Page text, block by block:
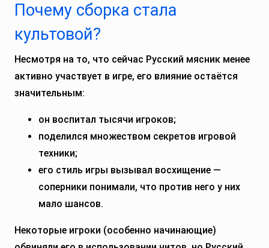
Почему сборка стала
культовой?
Несмотря на то, что сейчас Русский мясник менее
активно участвует в игре, его влияние остаётся
значительным:
он воспитал тысячи игроков;
поделился множеством секретов игровой
техники;
его стиль игры вызывал восхищение —
соперники понимали, что против него у них
мало шансов.
Некоторые игроки (особенно начинающие)